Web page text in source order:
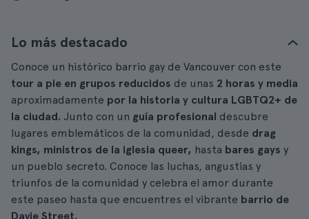
Lo más destacado
Conoce un histórico barrio gay de Vancouver con este
tour a pie en grupos reducidos de unas 2 horas y media
aproximadamente por la historia y cultura LGBTQ2+ de
la ciudad. Junto con un guía profesional descubre
lugares emblemáticos de la comunidad, desde drag
kings, ministros de la iglesia queer, hasta bares gays y
un pueblo secreto. Conoce las luchas, angustias y
triunfos de la comunidad y celebra el amor durante
este paseo hasta que encuentres el vibrante barrio de
Davie Street.